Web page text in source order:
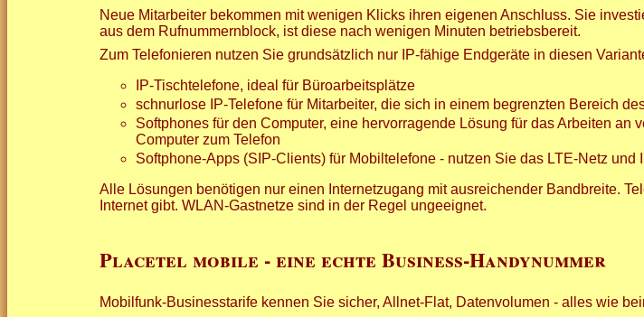
Neue Mitarbeiter bekommen mit wenigen Klicks ihren eigenen Anschluss. Sie
aus dem Rufnummernblock, ist diese nach wenigen Minuten betriebsbereit.
Zum Telefonieren nutzen Sie grundsätzlich nur IP-fähige Endgeräte in diesen
IP-Tischtelefone, ideal für Büroarbeitsplätze
schnurlose IP-Telefone für Mitarbeiter, die sich in einem begrenzten Bereich
Softphones für den Computer, eine hervorragende Lösung für das Arbeiten
Computer zum Telefon
Softphone-Apps (SIP-Clients) für Mobiltelefone - nutzen Sie das LTE-Netz und
Alle Lösungen benötigen nur einen Internetzugang mit ausreichender Bandbreite.
Internet gibt. WLAN-Gastnetze sind in der Regel ungeeignet.
Placetel mobile - eine echte Business-Handynummer
Mobilfunk-Businesstarife kennen Sie sicher, Allnet-Flat, Datenvolumen - alles wie